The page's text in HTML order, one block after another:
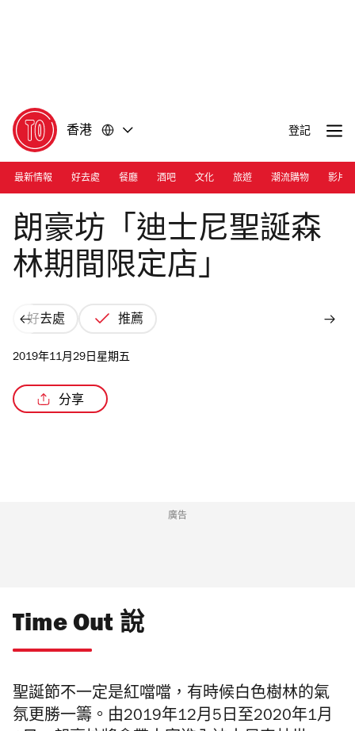
香港 登記
最新情報 好去處 餐廳 酒吧 文化 旅遊 潮流購物 影片
Disney
朗豪坊「迪士尼聖誕森
林期間限定店」
好去處 推薦
2019年11月29日星期五
分享
廣告
Time Out 說
聖誕節不一定是紅噹噹，有時候白色樹林的氣
氛更勝一籌。由2019年12月5日至2020年1月